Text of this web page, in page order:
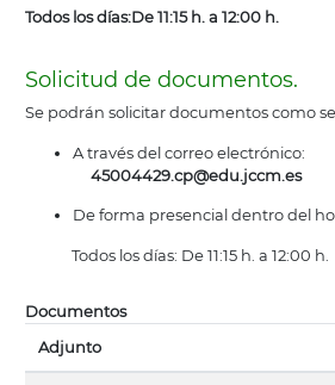
Todos los días:De 11:15 h. a 12:00 h.
Solicitud de documentos.
Se podrán solicitar documentos como
A través del correo electrónico:
45004429.cp@edu.jccm.es
De forma presencial dentro del
Todos los días: De 11:15 h. a 12:00 h.
Documentos
Adjunto